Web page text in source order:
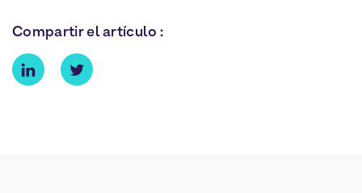
Compartir el artículo :